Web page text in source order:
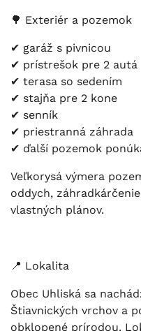
🌳 Exteriér a pozemok
✔ garáž s pivnicou
✔ prístrešok pre 2 autá
✔ terasa so sedením
✔ stajňa pre 2 kone
✔ senník
✔ priestranná záhrada
✔ ďalší pozemok
Veľkorysá výmera
oddych,
vlastných plánov.
📍 Lokalita
Obec Uhliská sa
Štiavnických vrchov a
obklopené prírodou.